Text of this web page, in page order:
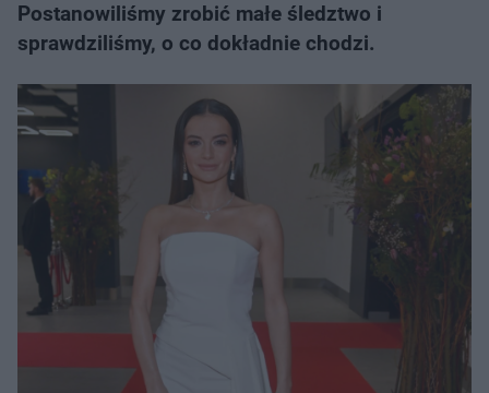
Postanowiliśmy zrobić małe śledztwo i
sprawdziliśmy, o co dokładnie chodzi.